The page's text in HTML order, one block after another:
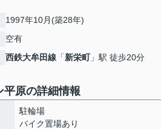
1997年10月(築28年)
空有
西鉄大牟田線 「新栄町」駅 徒歩20分
平原の詳細情報
駐輪場
バイク置場あり